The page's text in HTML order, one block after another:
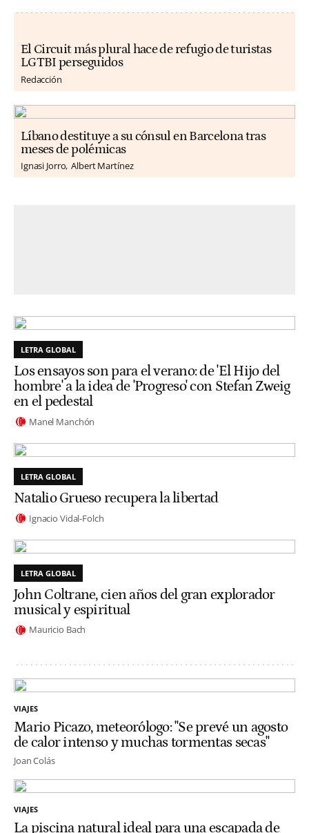
El Circuit más plural hace de refugio de turistas
LGTBI perseguidos
Redacción
Líbano destituye a su cónsul en Barcelona tras
meses de polémicas
Ignasi Jorro Albert Martínez
LETRA GLOBAL
Los ensayos son para el verano: de 'El Hijo del
hombre' a la idea de 'Progreso' con Stefan Zweig
en el pedestal
Manel Manchón
LETRA GLOBAL
Natalio Grueso recupera la libertad
Ignacio Vidal-Folch
LETRA GLOBAL
John Coltrane, cien años del gran explorador
musical y espiritual
Mauricio Bach
VIAJES
Mario Picazo, meteorólogo: "Se prevé un agosto
de calor intenso y muchas tormentas secas"
Joan Colás
VIAJES
La piscina natural ideal para una escapada de